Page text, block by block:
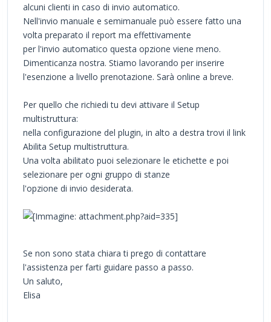
alcuni clienti in caso di invio automatico.
Nell'invio manuale e semimanuale può essere fatto una
volta preparato il report ma effettivamente
per l'invio automatico questa opzione viene meno.
Dimenticanza nostra. Stiamo lavorando per inserire
l'esenzione a livello prenotazione. Sarà online a breve.
Per quello che richiedi tu devi attivare il Setup
multistruttura:
nella configurazione del plugin, in alto a destra trovi il link
Abilita Setup multistruttura.
Una volta abilitato puoi selezionare le etichette e poi
selezionare per ogni gruppo di stanze
l'opzione di invio desiderata.
Se non sono stata chiara ti prego di contattare
l'assistenza per farti guidare passo a passo.
Un saluto,
Elisa